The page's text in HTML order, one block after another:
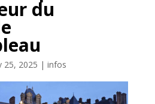
du
25, 2025 | infos